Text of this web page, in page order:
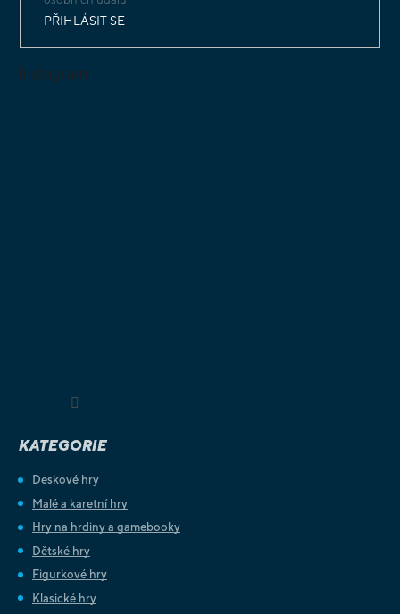
PŘIHLÁSIT SE
Instagram
KATEGORIE
Deskové hry
Malé a karetní hry
Hry na hrdiny a gamebooky
Dětské hry
Figurkové hry
Klasické hry